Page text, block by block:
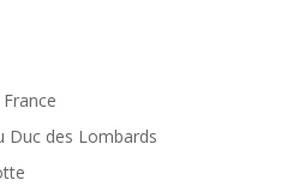
Duc des Lombards